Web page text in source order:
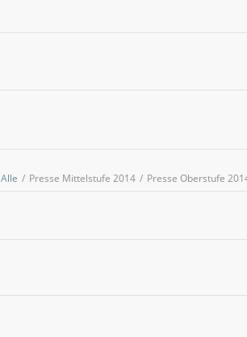
Alle / Presse Mittelstufe 2014 / Presse Oberstufe